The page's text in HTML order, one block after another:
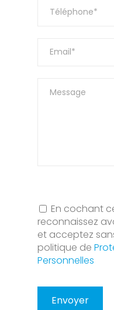
En cochant
reconnaissez
et acceptez
politique de
Personnelles